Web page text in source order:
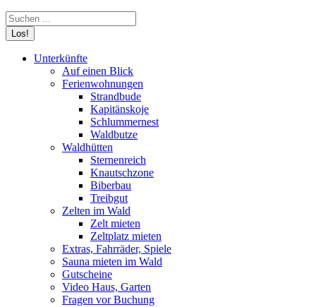
Search:
Unterkünfte
Auf einen Blick
Ferienwohnungen
Strandbude
Kapitänskoje
Schlummernest
Waldbutze
Waldhütten
Sternenreich
Knautschzone
Biberbau
Treibgut
Zelten im Wald
Zelt mieten
Zeltplatz mieten
Extras, Fahrräder, Spiele
Sauna mieten im Wald
Gutscheine
Video Haus, Garten
Fragen vor Buchung